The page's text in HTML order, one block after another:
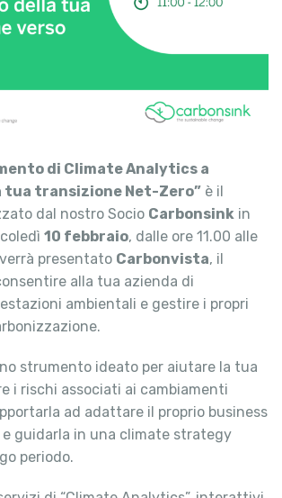
di Climate Analytics a
tua transizione Net-Zero” è il
dal nostro Socio Carbonsink in
10 febbraio, dalle ore 11.00 alle
presentato Carbonvista, il
alla tua azienda di
ambientali e gestire i propri
strumento ideato per aiutare la tua
i rischi associati ai cambiamenti
ad adattare il proprio business
e guidarla in una climate strategy
periodo.